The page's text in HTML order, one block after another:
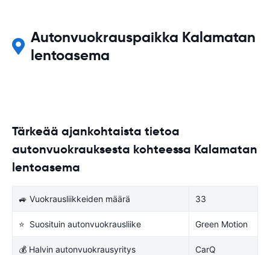
Autonvuokrauspaikka Kalamatan
lentoasema
Tärkeää ajankohtaista tietoa
autonvuokrauksesta kohteessa Kalamatan
lentoasema
🚙 Vuokrausliikkeiden määrä 33
⭐ Suosituin autonvuokrausliike Green Motion
💰 Halvin autonvuokrausyritys CarQ